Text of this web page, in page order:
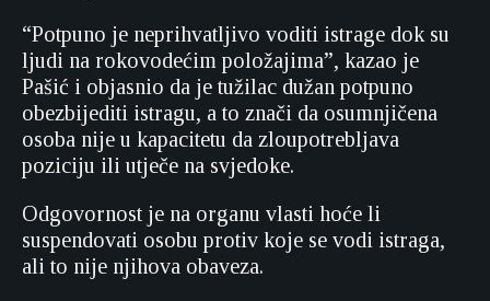
“Potpuno je neprihvatljivo voditi istrage dok su
ljudi na rokovodećim položajima”, kazao je
Pašić i objasnio da je tužilac dužan potpuno
obezbijediti istragu, a to znači da osumnjičena
osoba nije u kapacitetu da zloupotrebljava
poziciju ili utječe na svjedoke.
Odgovornost je na organu vlasti hoće li
suspendovati osobu protiv koje se vodi istraga,
ali to nije njihova obaveza.